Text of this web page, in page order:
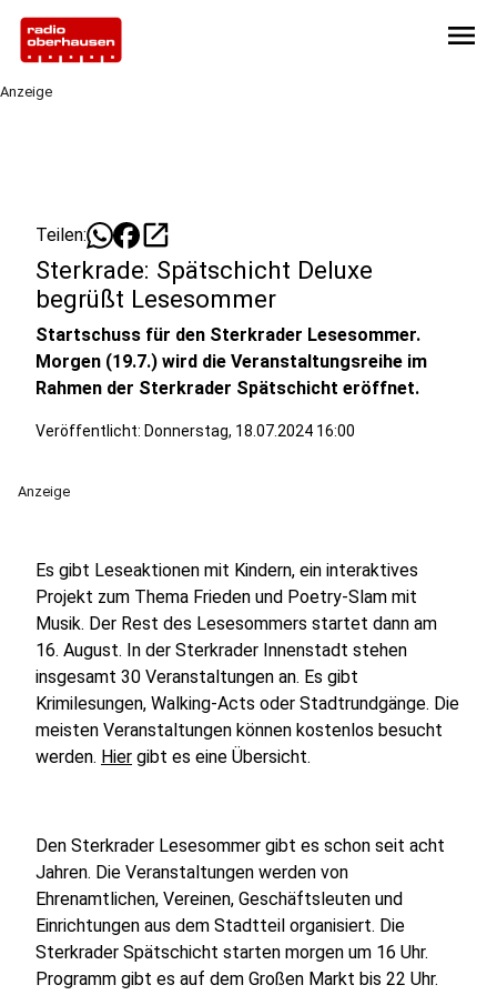
menu
Anzeige
Teilen: open_in_new
Sterkrade: Spätschicht Deluxe
begrüßt Lesesommer
Startschuss für den Sterkrader Lesesommer.
Morgen (19.7.) wird die Veranstaltungsreihe im
Rahmen der Sterkrader Spätschicht eröffnet.
Veröffentlicht: Donnerstag, 18.07.2024 16:00
Anzeige
Es gibt Leseaktionen mit Kindern, ein interaktives
Projekt zum Thema Frieden und Poetry-Slam mit
Musik. Der Rest des Lesesommers startet dann am
16. August. In der Sterkrader Innenstadt stehen
insgesamt 30 Veranstaltungen an. Es gibt
Krimilesungen, Walking-Acts oder Stadtrundgänge. Die
meisten Veranstaltungen können kostenlos besucht
werden. Hier gibt es eine Übersicht.
Den Sterkrader Lesesommer gibt es schon seit acht
Jahren. Die Veranstaltungen werden von
Ehrenamtlichen, Vereinen, Geschäftsleuten und
Einrichtungen aus dem Stadtteil organisiert. Die
Sterkrader Spätschicht starten morgen um 16 Uhr.
Programm gibt es auf dem Großen Markt bis 22 Uhr.